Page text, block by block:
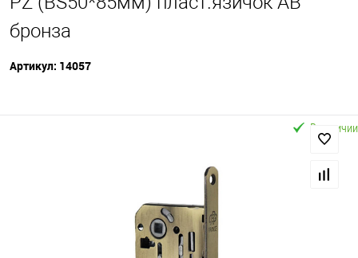
бронза
Артикул: 14057
В наличии